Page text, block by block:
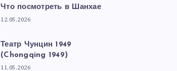
Что посмотреть в Шанхае
12.05.2026
Театр Чунцин 1949
(Chongqing 1949)
11.05.2026